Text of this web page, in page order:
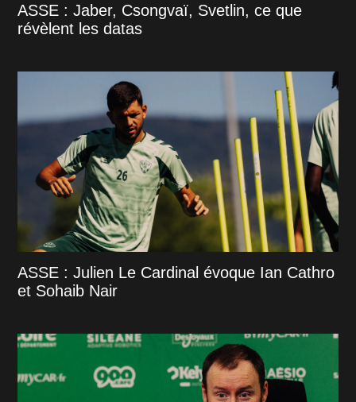
ASSE : Jaber, Csongvaï, Svetlin, ce que
révèlent les datas
ASSE : Julien Le Cardinal évoque Ian Cathro
et Sohaib Nair